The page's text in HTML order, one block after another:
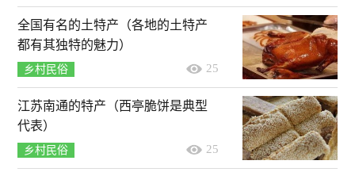
全国有名的土特产（各地的土特产
都有其独特的魅力）
乡村民俗 25
江苏南通的特产（西亭脆饼是典型
代表）
乡村民俗 25